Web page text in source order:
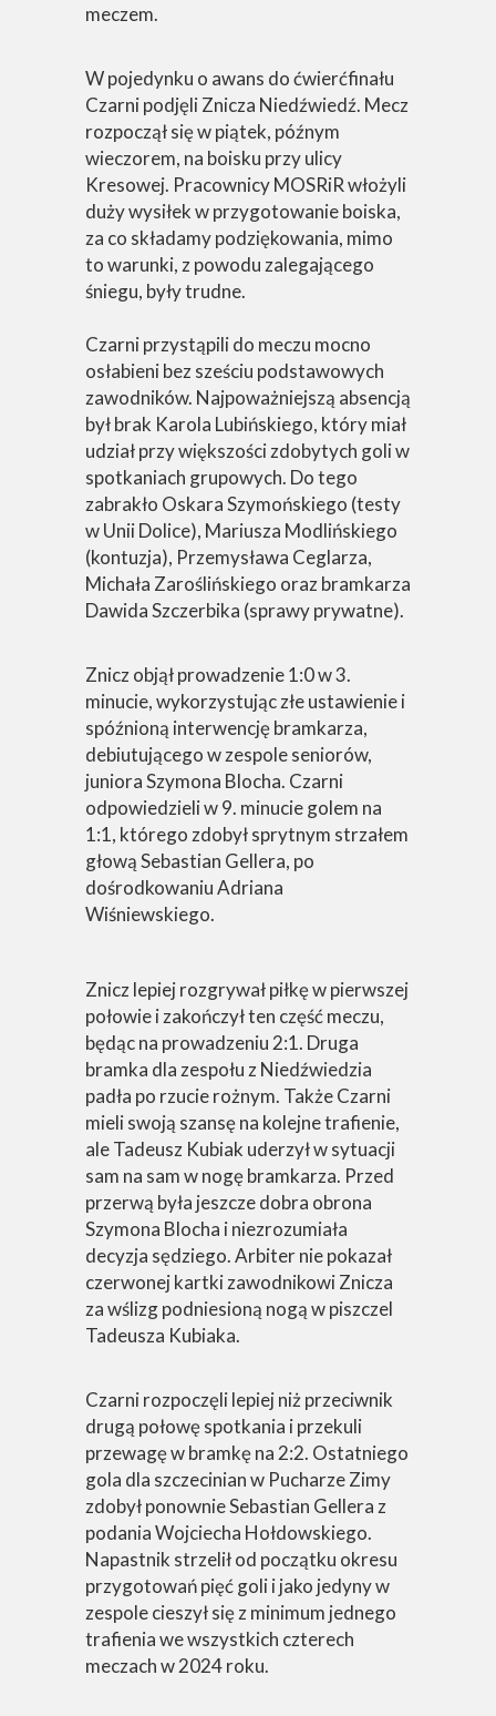
meczem.
W pojedynku o awans do ćwierćfinału
Czarni podjęli Znicza Niedźwiedź. Mecz
rozpoczął się w piątek, późnym
wieczorem, na boisku przy ulicy
Kresowej. Pracownicy MOSRiR włożyli
duży wysiłek w przygotowanie boiska,
za co składamy podziękowania, mimo
to warunki, z powodu zalegającego
śniegu, były trudne.
Czarni przystąpili do meczu mocno
osłabieni bez sześciu podstawowych
zawodników. Najpoważniejszą absencją
był brak Karola Lubińskiego, który miał
udział przy większości zdobytych goli w
spotkaniach grupowych. Do tego
zabrakło Oskara Szymońskiego (testy
w Unii Dolice), Mariusza Modlińskiego
(kontuzja), Przemysława Ceglarza,
Michała Zaroślińskiego oraz bramkarza
Dawida Szczerbika (sprawy prywatne).
Znicz objął prowadzenie 1:0 w 3.
minucie, wykorzystując złe ustawienie i
spóźnioną interwencję bramkarza,
debiutującego w zespole seniorów,
juniora Szymona Blocha. Czarni
odpowiedzieli w 9. minucie golem na
1:1, którego zdobył sprytnym strzałem
głową Sebastian Gellera, po
dośrodkowaniu Adriana
Wiśniewskiego.
Znicz lepiej rozgrywał piłkę w pierwszej
połowie i zakończył ten część meczu,
będąc na prowadzeniu 2:1. Druga
bramka dla zespołu z Niedźwiedzia
padła po rzucie rożnym. Także Czarni
mieli swoją szansę na kolejne trafienie,
ale Tadeusz Kubiak uderzył w sytuacji
sam na sam w nogę bramkarza. Przed
przerwą była jeszcze dobra obrona
Szymona Blocha i niezrozumiała
decyzja sędziego. Arbiter nie pokazał
czerwonej kartki zawodnikowi Znicza
za wślizg podniesioną nogą w piszczel
Tadeusza Kubiaka.
Czarni rozpoczęli lepiej niż przeciwnik
drugą połowę spotkania i przekuli
przewagę w bramkę na 2:2. Ostatniego
gola dla szczecinian w Pucharze Zimy
zdobył ponownie Sebastian Gellera z
podania Wojciecha Hołdowskiego.
Napastnik strzelił od początku okresu
przygotowań pięć goli i jako jedyny w
zespole cieszył się z minimum jednego
trafienia we wszystkich czterech
meczach w 2024 roku.